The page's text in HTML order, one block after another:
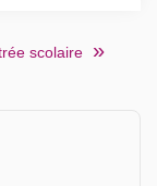
scolaire